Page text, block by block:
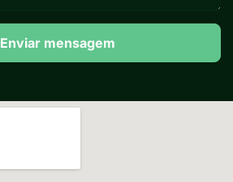
Enviar mensagem